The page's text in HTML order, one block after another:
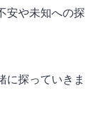
安や未知への探
に探っていきま